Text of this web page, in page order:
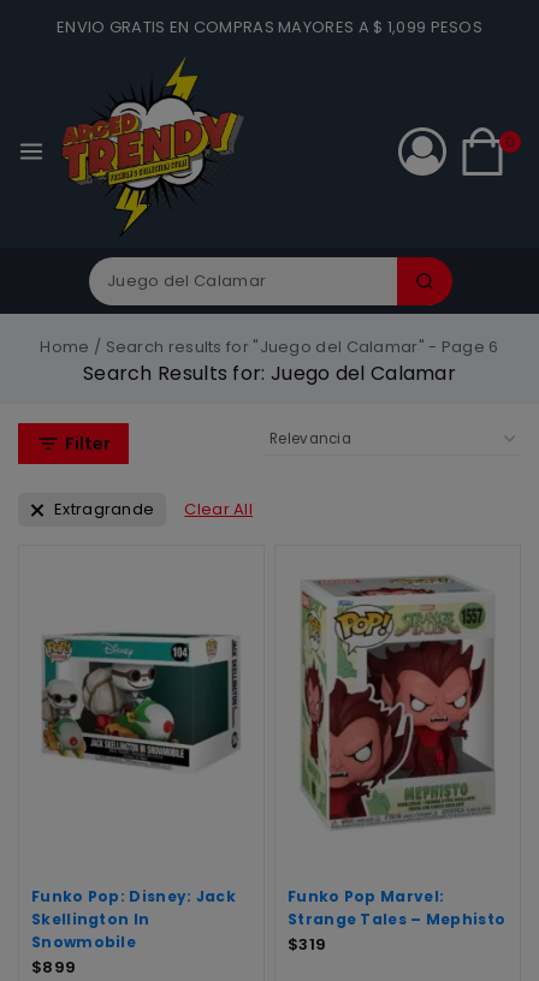
ENVIO GRATIS EN COMPRAS MAYORES A $ 1,099 PESOS
0
Home / Search results for "Juego del Calamar" - Page 6
Search Results for: Juego del Calamar
Filter
Extragrande Clear All
Funko Pop: Disney: Jack
Skellington In
Snowmobile
$899
Funko Pop Marvel:
Strange Tales – Mephisto
$319